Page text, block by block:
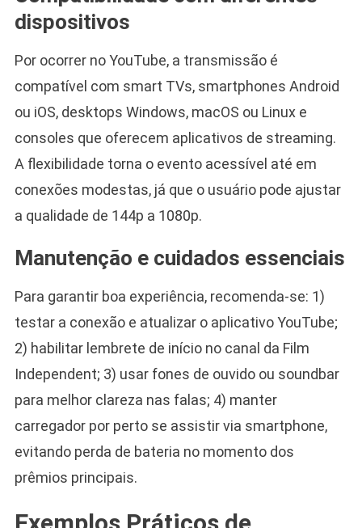
dispositivos
Por ocorrer no YouTube, a transmissão é
compatível com smart TVs, smartphones Android
ou iOS, desktops Windows, macOS ou Linux e
consoles que oferecem aplicativos de streaming.
A flexibilidade torna o evento acessível até em
conexões modestas, já que o usuário pode ajustar
a qualidade de 144p a 1080p.
Manutenção e cuidados essenciais
Para garantir boa experiência, recomenda-se: 1)
testar a conexão e atualizar o aplicativo YouTube;
2) habilitar lembrete de início no canal da Film
Independent; 3) usar fones de ouvido ou soundbar
para melhor clareza nas falas; 4) manter
carregador por perto se assistir via smartphone,
evitando perda de bateria no momento dos
prêmios principais.